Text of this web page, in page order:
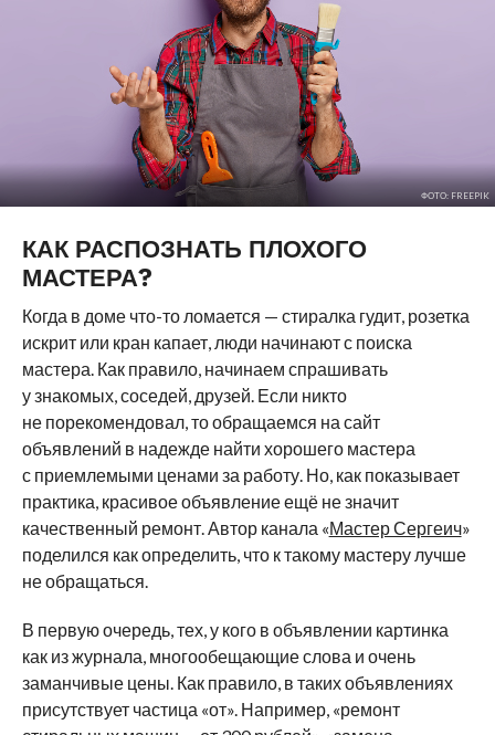
ФОТО: FREEPIK
КАК РАСПОЗНАТЬ ПЛОХОГО
МАСТЕРА?
Когда в доме что-то ломается — стиралка гудит, розетка
искрит или кран капает, люди начинают с поиска
мастера. Как правило, начинаем спрашивать
у знакомых, соседей, друзей. Если никто
не порекомендовал, то обращаемся на сайт
объявлений в надежде найти хорошего мастера
с приемлемыми ценами за работу. Но, как показывает
практика, красивое объявление ещё не значит
качественный ремонт. Автор канала «Мастер Сергеич»
поделился как определить, что к такому мастеру лучше
не обращаться.
В первую очередь, тех, у кого в объявлении картинка
как из журнала, многообещающие слова и очень
заманчивые цены. Как правило, в таких объявлениях
присутствует частица «от». Например, «ремонт